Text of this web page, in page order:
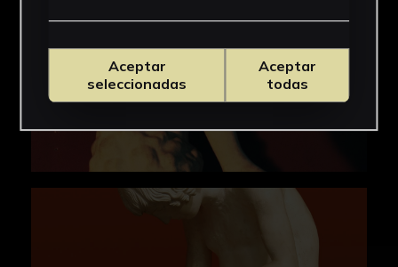
Aceptar
seleccionadas
Aceptar
todas